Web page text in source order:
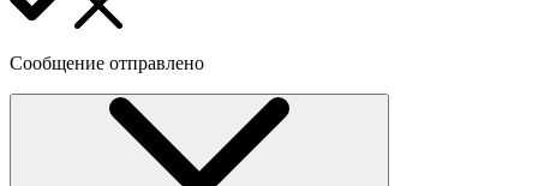
Сообщение отправлено